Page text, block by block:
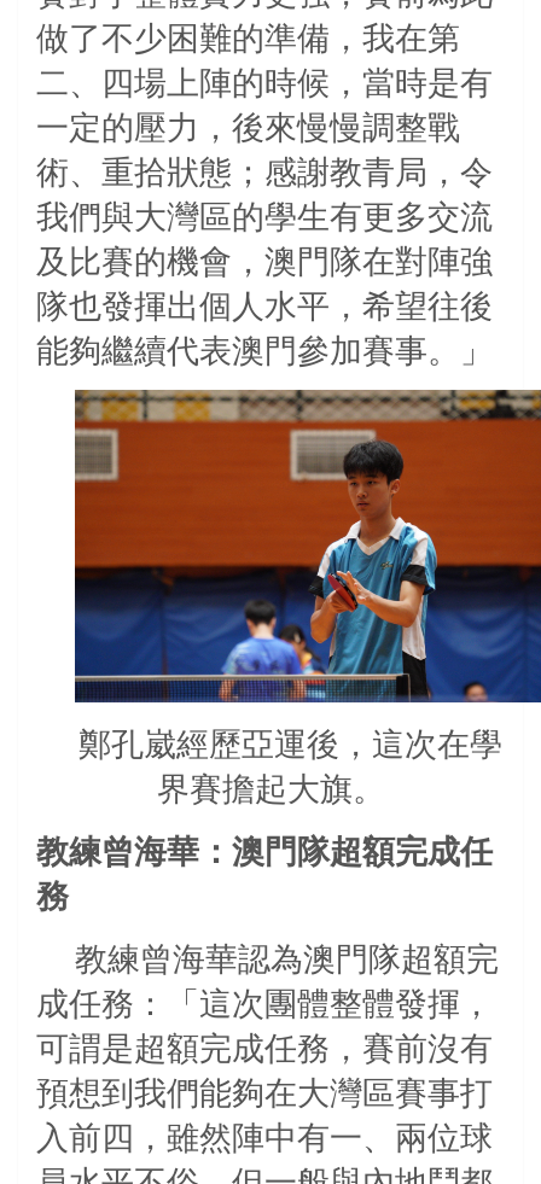
做了不少困難的準備，我在第
二、四場上陣的時候，當時是有
一定的壓力，後來慢慢調整戰
術、重拾狀態；感謝教青局，令
我們與大灣區的學生有更多交流
及比賽的機會，澳門隊在對陣強
隊也發揮出個人水平，希望往後
能夠繼續代表澳門參加賽事。」
鄭孔崴經歷亞運後，這次在學
界賽擔起大旗。
教練曾海華：澳門隊超額完成任
務
教練曾海華認為澳門隊超額完
成任務：「這次團體整體發揮，
可謂是超額完成任務，賽前沒有
預想到我們能夠在大灣區賽事打
入前四，雖然陣中有一、兩位球